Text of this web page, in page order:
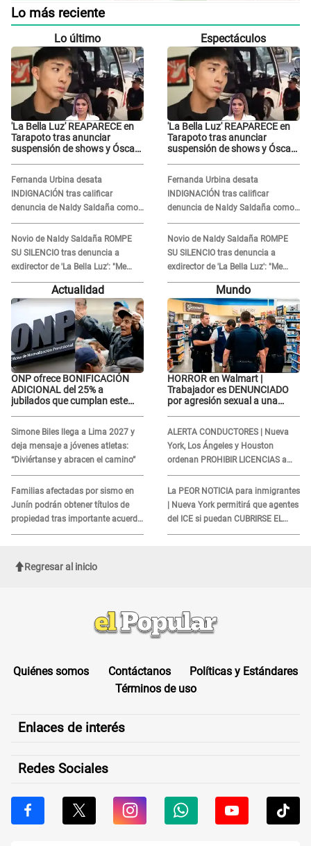
Lo más reciente
Lo último
'La Bella Luz' REAPARECE en
Tarapoto tras anunciar
suspensión de shows y Óscar
Fernanda Urbina desata
INDIGNACIÓN tras calificar
denuncia de Naldy Saldaña como
'acto bochornoso': "No es justo
atacar a otra mujer"
Novio de Naldy Saldaña ROMPE
SU SILENCIO tras denuncia a
exdirector de 'La Bella Luz': "Me
basta con que ella esté bien"
Espectáculos
'La Bella Luz' REAPARECE en
Tarapoto tras anunciar
suspensión de shows y Óscar
Fernanda Urbina desata
INDIGNACIÓN tras calificar
denuncia de Naldy Saldaña como
'acto bochornoso': "No es justo
atacar a otra mujer"
Novio de Naldy Saldaña ROMPE
SU SILENCIO tras denuncia a
exdirector de 'La Bella Luz': "Me
basta con que ella esté bien"
Actualidad
ONP ofrece BONIFICACIÓN
ADICIONAL del 25% a
jubilados que cumplan este
Simone Biles llega a Lima 2027 y
deja mensaje a jóvenes atletas:
“Diviértanse y abracen el camino”
Familias afectadas por sismo en
Junín podrán obtener títulos de
propiedad tras importante acuerdo
de Cofopri
Mundo
HORROR en Walmart |
Trabajador es DENUNCIADO
por agresión sexual a una
ALERTA CONDUCTORES | Nueva
York, Los Ángeles y Houston
ordenan PROHIBIR LICENCIAS a
quienes no presenten ESTE
DOCUMENTO
La PEOR NOTICIA para inmigrantes
| Nueva York permitirá que agentes
del ICE si puedan CUBRIRSE EL
ROSTRO
Regresar al inicio
Quiénes somos Contáctanos
Políticas y Estándares
Términos de uso
Enlaces de interés
Redes Sociales